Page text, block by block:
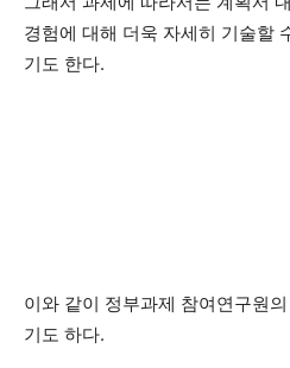
경험에 대해 더욱 자세히 기술할
기도 한다.
이와 같이 정부과제 참여연구원
기도 하다.